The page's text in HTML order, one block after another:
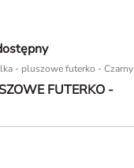
- pluszowe futerko - Czarny
FUTERKO -